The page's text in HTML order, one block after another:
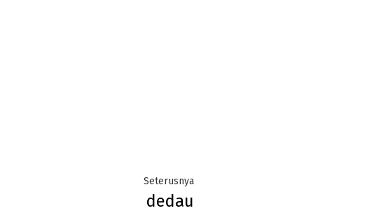
SeterusnyaNext
dedau